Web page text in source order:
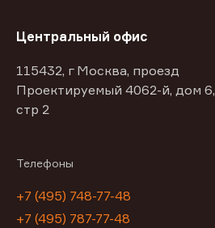
Центральный офис
115432, г Москва, проезд
Проектируемый 4062-й, дом 6,
стр 2
Телефоны
+7 (495) 748-77-48
+7 (495) 787-77-48